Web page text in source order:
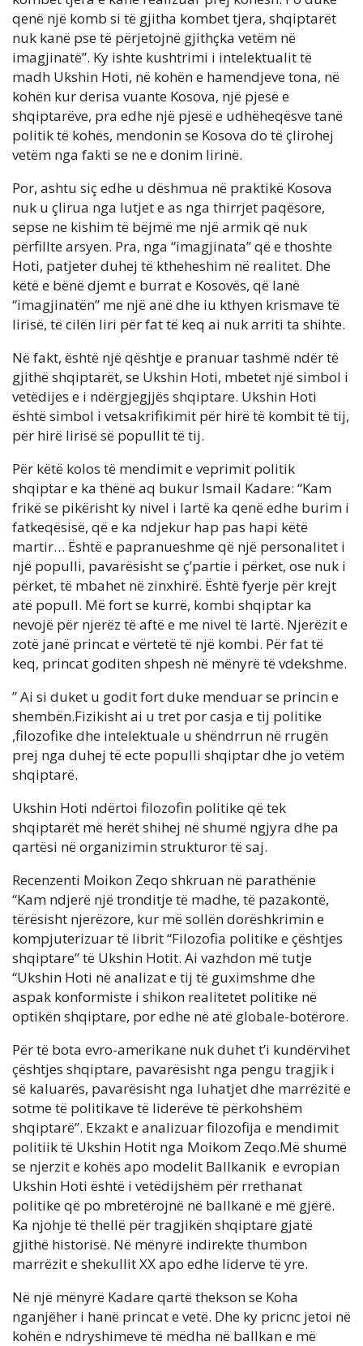
qenë një komb si të gjitha kombet tjera, shqiptarët
nuk kanë pse të përjetojnë gjithçka vetëm në
imagjinatë”. Ky ishte kushtrimi i intelektualit të
madh Ukshin Hoti, në kohën e hamendjeve tona, në
kohën kur derisa vuante Kosova, një pjesë e
shqiptarëve, pra edhe një pjesë e udhëheqësve tanë
politik të kohës, mendonin se Kosova do të çlirohej
vetëm nga fakti se ne e donim lirinë.
Por, ashtu siç edhe u dëshmua në praktikë Kosova
nuk u çlirua nga lutjet e as nga thirrjet paqësore,
sepse ne kishim të bëjmë me një armik që nuk
përfillte arsyen. Pra, nga “imagjinata” që e thoshte
Hoti, patjeter duhej të ktheheshim në realitet. Dhe
këtë e bënë djemt e burrat e Kosovës, që lanë
“imagjinatën” me një anë dhe iu kthyen krismave të
lirisë, të cilën liri për fat të keq ai nuk arriti ta shihte.
Në fakt, është një qështje e pranuar tashmë ndër të
gjithë shqiptarët, se Ukshin Hoti, mbetet një simbol i
vetëdijes e i ndërgjegjjës shqiptare. Ukshin Hoti
është simbol i vetsakrifikimit për hirë të kombit të tij,
për hirë lirisë së popullit të tij.
Për këtë kolos të mendimit e veprimit politik
shqiptar e ka thënë aq bukur Ismail Kadare: “Kam
frikë se pikërisht ky nivel i lartë ka qenë edhe burim i
fatkeqësisë, që e ka ndjekur hap pas hapi këtë
martir… Është e papranueshme që një personalitet i
një populli, pavarësisht se ç’partie i përket, ose nuk i
përket, të mbahet në zinxhirë. Është fyerje për krejt
atë popull. Më fort se kurrë, kombi shqiptar ka
nevojë për njerëz të aftë e me nivel të lartë. Njerëzit e
zotë janë princat e vërtetë të një kombi. Për fat të
keq, princat goditen shpesh në mënyrë të vdekshme.
” Ai si duket u godit fort duke menduar se princin e
shembën.Fizikisht ai u tret por casja e tij politike
,filozofike dhe intelektuale u shëndrrun në rrugën
prej nga duhej të ecte populli shqiptar dhe jo vetëm
shqiptarë.
Ukshin Hoti ndërtoi filozofin politike që tek
shqiptarët më herët shihej në shumë ngjyra dhe pa
qartësi në organizimin strukturor të saj.
Recenzenti Moikon Zeqo shkruan në parathënie
“Kam ndjerë një tronditje të madhe, të pazakontë,
tërësisht njerëzore, kur më sollën dorëshkrimin e
kompjuterizuar të librit “Filozofia politike e çështjes
shqiptare” të Ukshin Hotit. Ai vazhdon më tutje
“Ukshin Hoti në analizat e tij të guximshme dhe
aspak konformiste i shikon realitetet politike në
optikën shqiptare, por edhe në atë globale-botërore.
Për të bota evro-amerikane nuk duhet t’i kundërvihet
çështjes shqiptare, pavarësisht nga pengu tragjik i
së kaluarës, pavarësisht nga luhatjet dhe marrëzitë e
sotme të politikave të liderëve të përkohshëm
shqiptarë”. Ekzakt e analizuar filozofija e mendimit
politiik të Ukshin Hotit nga Moikom Zeqo.Më shumë
se njerzit e kohës apo modelit Ballkanik e evropian
Ukshin Hoti është i vetëdijshëm për rrethanat
politike që po mbretërojnë në ballkanë e më gjërë.
Ka njohje të thellë për tragjikën shqiptare gjatë
gjithë historisë. Në mënyrë indirekte thumbon
marrëzit e shekullit XX apo edhe liderve të yre.
Në një mënyrë Kadare qartë thekson se Koha
nganjëher i hanë princat e vetë. Dhe ky pricnc jetoi në
kohën e ndryshimeve të mëdha në ballkan e më